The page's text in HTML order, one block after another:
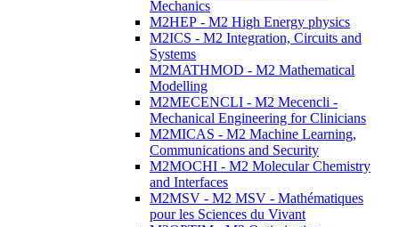
Mechanics
M2HEP - M2 High Energy physics
M2ICS - M2 Integration, Circuits and
Systems
M2MATHMOD - M2 Mathematical
Modelling
M2MECENCLI - M2 Mecencli -
Mechanical Engineering for Clinicians
M2MICAS - M2 Machine Learning,
Communications and Security
M2MOCHI - M2 Molecular Chemistry
and Interfaces
M2MSV - M2 MSV - Mathématiques
pour les Sciences du Vivant